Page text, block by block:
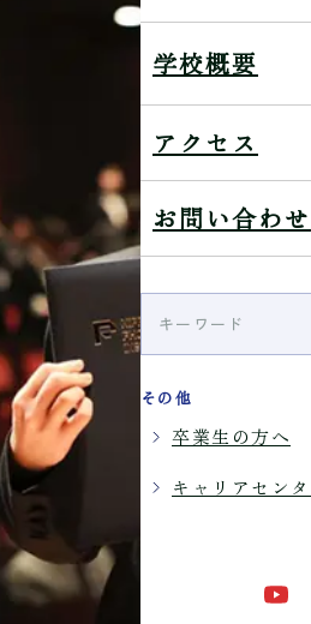
学校概要
アクセス
お問い合わせ
その他
卒業生の方へ
キャリアセン